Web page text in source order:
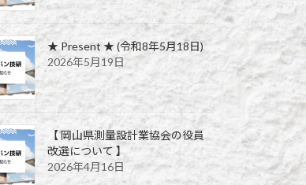
★ Present ★ (令和8年5月18日)
2026年5月19日
【 岡山県測量設計業協会の役員
改選について 】
2026年4月16日